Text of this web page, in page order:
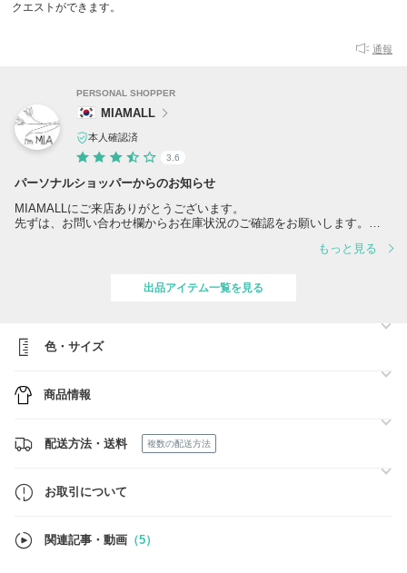
クエストができます。
通報
PERSONAL SHOPPER
MIAMALL
本人確認済
3.6
パーソナルショッパーからのお知らせ
MIAMALLにご来店ありがとうございます。
先ずは、お問い合わせ欄からお在庫状況のご確認をお願いします。
お客様が気持ち良く安心してお買い物を楽しんで頂けるよう常に心掛け
もっと見る
出品アイテム一覧を見る
色・サイズ
商品情報
配送方法・送料 複数の配送方法
お取引について
関連記事・動画 （5）